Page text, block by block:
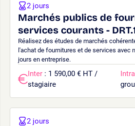
Marchés publics de
services courants -
Réalisez des études de marchés
l'achat de fournitures et de services avec
jours en entreprise.
2 jours
Inter : 1 590,00 € HT /
stagiaire
Intra
2 jours